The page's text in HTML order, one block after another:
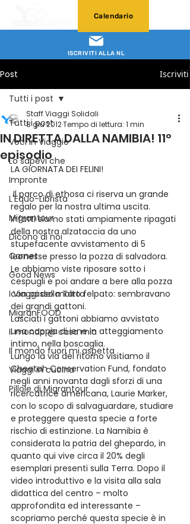
ISCRIVITI ALLA NL
Calendario
Post Iscriviti
Tutti i post
Voci in Viaggio
Lo sapevi che
Impronte
L'Equo-Librista
Migrantour
Dicono di noi
Carnet
Good News
I Viaggi della Tarta
MigranFOOD
Il mondo @ casa mia
Il mondo fuori mi aspetta
Viaggi in cucina
Pillole di Migrantour
Tutti i post
IN DIRETTA DALLA NAMIBIA! 11°
episodio
Staff Viaggi Solidali
8 giu 2012Tempo di lettura: 1 min
LA GIORNATA DEI FELINI!
Il parco di ethosa ci riserva un grande
regalo per la nostra ultima uscita.
Infatti siamo stati ampiamente ripagati
della nostra alzataccia da uno
stupefacente avvistamento di 5
leonesse presso la pozza di salvadora.
Le abbiamo viste riposare sotto i
cespugli e poi andare a bere alla pozza
con passo molto felpato: sembravano
dei grandi gattoni.
Lasciati i gattoni abbiamo avvistato
una coppia di iene in atteggiamento
intimo, nella boscaglia.
Lungo la via del ritorno visitiamo il
Cheetah Conservation Fund, fondato
negli anni novanta dagli sforzi di una
ricercatrice americana, Laurie Marker,
con lo scopo di salvaguardare, studiare
e proteggere questa specie a forte
rischio di estinzione. La Namibia è
considerata la patria del ghepardo, in
quanto qui vive circa il 20% degli
esemplari presenti sulla Terra. Dopo il
video introduttivo e la visita alla sala
didattica del centro – molto
approfondita ed interessante –
scopriamo perché questa specie è in